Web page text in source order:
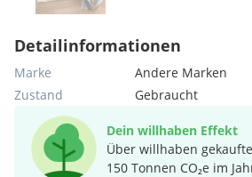
Detailinformationen
Marke
Andere Marken
Zustand
Gebraucht
Dein willhaben Effekt
Über willhaben
150 Tonnen CO₂e im